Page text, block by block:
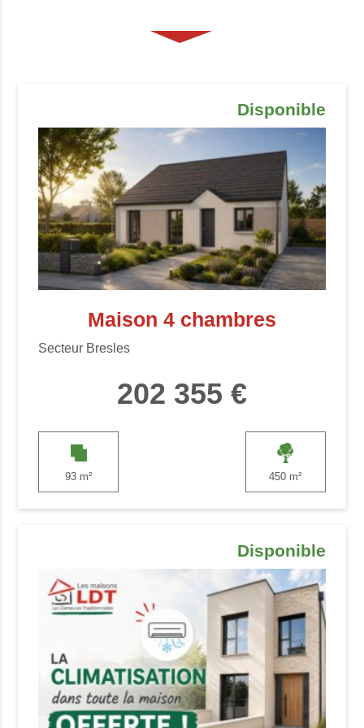
Disponible
Maison 4 chambres
Secteur Bresles
202 355 €
93 m² 450 m²
Disponible